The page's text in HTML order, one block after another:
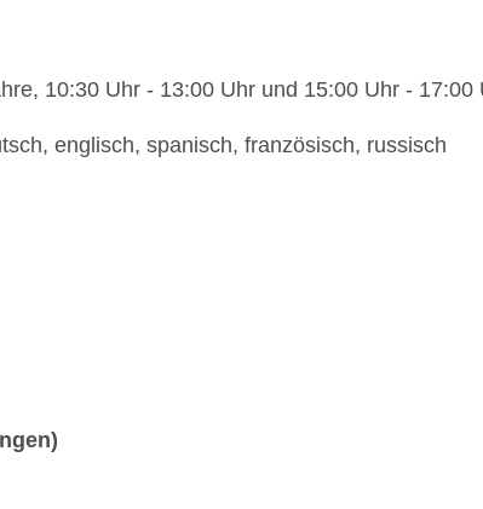
10:30 Uhr - 13:00 Uhr und 15:00 Uhr - 17:00
englisch, spanisch, französisch, russisch